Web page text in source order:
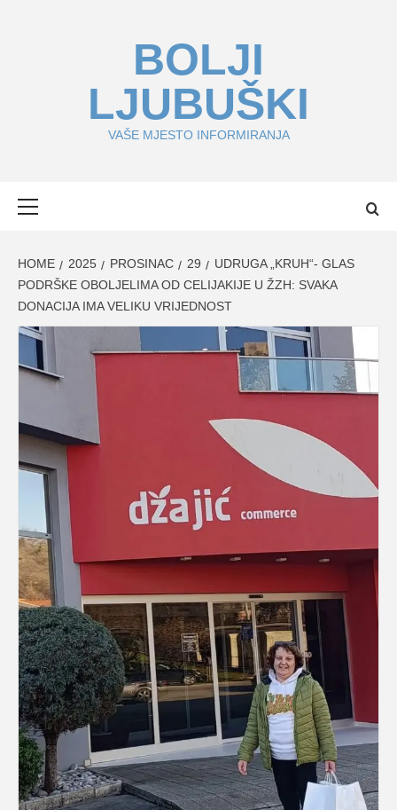
BOLJI
LJUBUŠKI
VAŠE MJESTO INFORMIRANJA
HOME 2025 PROSINAC 29
UDRUGA „KRUH“- GLAS
PODRŠKE OBOLJELIMA OD CELIJAKIJE U ŽZH: SVAKA
DONACIJA IMA VELIKU VRIJEDNOST